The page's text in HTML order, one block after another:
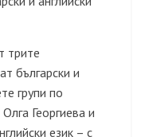
трите
български и
групи по
Георгиева и
език – с